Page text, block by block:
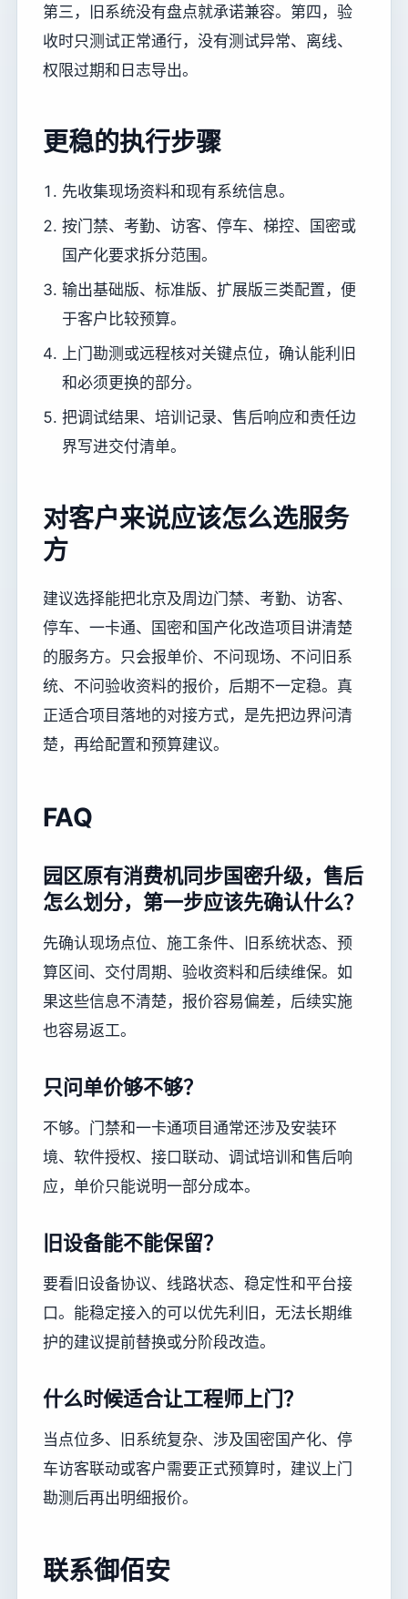
第三，旧系统没有盘点就承诺兼容。第四，验
收时只测试正常通行，没有测试异常、离线、
权限过期和日志导出。
更稳的执行步骤
先收集现场资料和现有系统信息。
按门禁、考勤、访客、停车、梯控、国密或
国产化要求拆分范围。
输出基础版、标准版、扩展版三类配置，便
于客户比较预算。
上门勘测或远程核对关键点位，确认能利旧
和必须更换的部分。
把调试结果、培训记录、售后响应和责任边
界写进交付清单。
对客户来说应该怎么选服务
方
建议选择能把北京及周边门禁、考勤、访客、
停车、一卡通、国密和国产化改造项目讲清楚
的服务方。只会报单价、不问现场、不问旧系
统、不问验收资料的报价，后期不一定稳。真
正适合项目落地的对接方式，是先把边界问清
楚，再给配置和预算建议。
FAQ
园区原有消费机同步国密升级，售后
怎么划分，第一步应该先确认什么？
先确认现场点位、施工条件、旧系统状态、预
算区间、交付周期、验收资料和后续维保。如
果这些信息不清楚，报价容易偏差，后续实施
也容易返工。
只问单价够不够？
不够。门禁和一卡通项目通常还涉及安装环
境、软件授权、接口联动、调试培训和售后响
应，单价只能说明一部分成本。
旧设备能不能保留？
要看旧设备协议、线路状态、稳定性和平台接
口。能稳定接入的可以优先利旧，无法长期维
护的建议提前替换或分阶段改造。
什么时候适合让工程师上门？
当点位多、旧系统复杂、涉及国密国产化、停
车访客联动或客户需要正式预算时，建议上门
勘测后再出明细报价。
联系御佰安